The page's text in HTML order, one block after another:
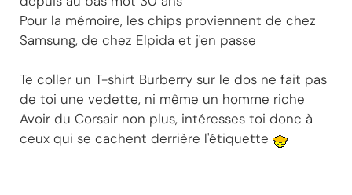
Pour la mémoire, les chips proviennent de chez
Samsung, de chez Elpida et j'en passe
Te coller un T-shirt Burberry sur le dos ne fait pas
de toi une vedette, ni même un homme riche
Avoir du Corsair non plus, intéresses toi donc à
ceux qui se cachent derrière l'étiquette